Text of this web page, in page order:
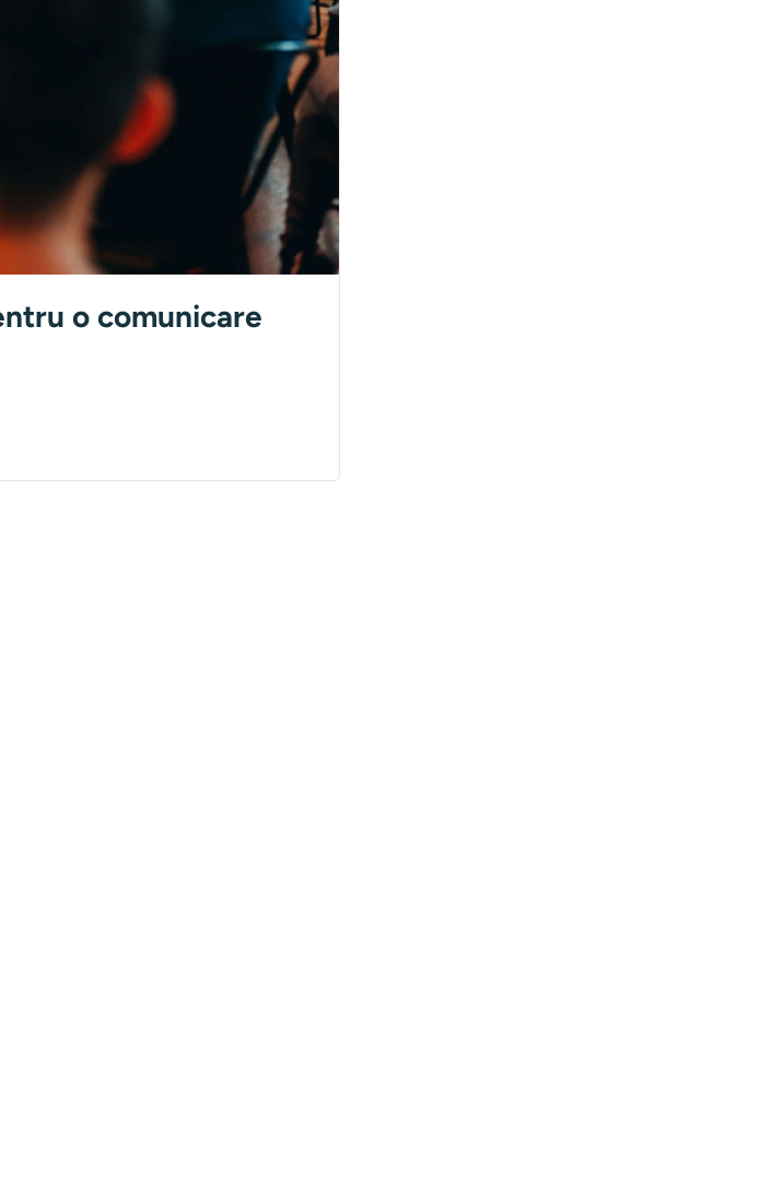
o comunicare